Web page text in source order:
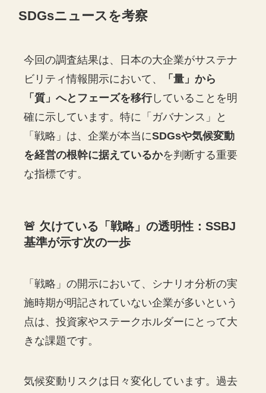
SDGsニュースを考察
今回の調査結果は、日本の大企業がサステナ
ビリティ情報開示において、
「量」から
「質」へとフェーズを移行していることを明
確に示しています。特に「ガバナンス」と
「戦略」は、企業が本当にSDGsや気候変動
を経営の根幹に据えているかを判断する重要
な指標です。
🚨 欠けている「戦略」の透明性：SSBJ
基準が示す次の一歩
「戦略」の開示において、シナリオ分析の実
施時期が明記されていない企業が多いという
点は、投資家やステークホルダーにとって大
きな課題です。
気候変動リスクは日々変化しています。過去